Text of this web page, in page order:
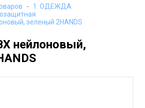
1. ОДЕЖДА
зеленый 2HANDS
нейлоновый,